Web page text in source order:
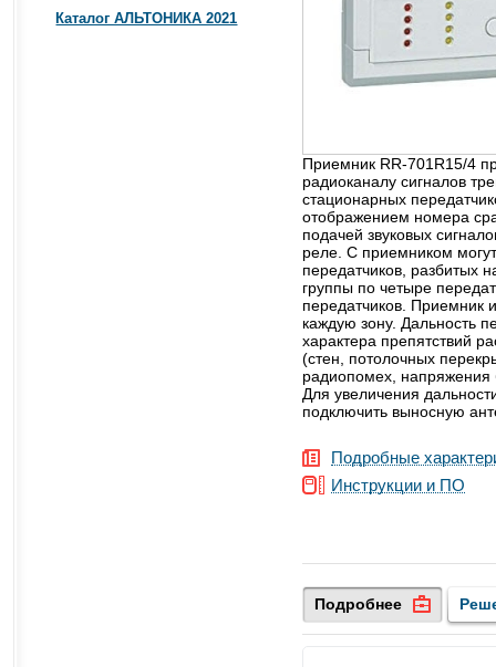
Приемник RR-701R15/4
радиоканалу сигналов
стационарных
отображением номера
подачей звуковых
реле. С приемником
передатчиков, разбитых
группы по четыре
передатчиков. Приемник
каждую зону. Дальность
характера препятствий
(стен, потолочных
радиопомех, напряжения
Для увеличения
подключить выносную
Подробные
Инструкции и ПО
Подробнее
Каталог АЛЬТОНИКА 2021